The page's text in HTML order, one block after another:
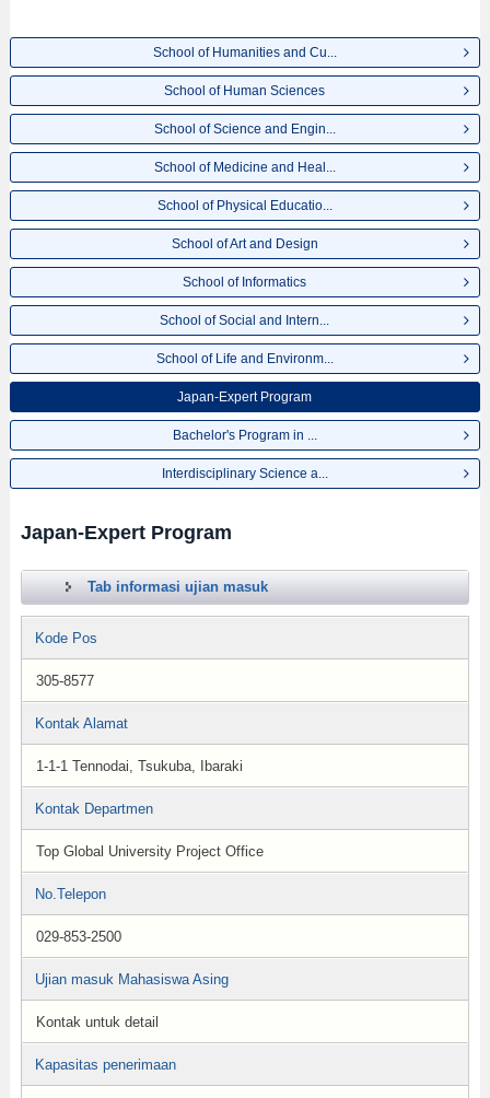
School of Humanities and Cu...
School of Human Sciences
School of Science and Engin...
School of Medicine and Heal...
School of Physical Educatio...
School of Art and Design
School of Informatics
School of Social and Intern...
School of Life and Environm...
Japan-Expert Program
Bachelor's Program in ...
Interdisciplinary Science a...
Japan-Expert Program
Tab informasi ujian masuk
Kode Pos
305-8577
Kontak Alamat
1-1-1 Tennodai, Tsukuba, Ibaraki
Kontak Departmen
Top Global University Project Office
No.Telepon
029-853-2500
Ujian masuk Mahasiswa Asing
Kontak untuk detail
Kapasitas penerimaan